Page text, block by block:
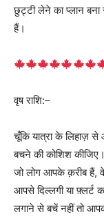
छुट्टी लेने का प्लान
हैं।
वृष राशि:–
चूँकि यात्रा के लिहाज़
बचने की कोशिश कीजिए।
जो लोग आपके क़रीब हैं,
आपसे दिल्लगी या फ़्लर्ट
लगाने से बचें नहीं तो